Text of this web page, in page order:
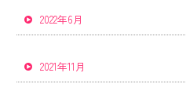
2022年6月
2021年11月